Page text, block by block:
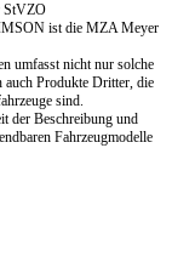
StVZO
ist die MZA Meyer
umfasst nicht nur solche
Produkte Dritter, die
sind.
der Beschreibung und
Fahrzeugmodelle